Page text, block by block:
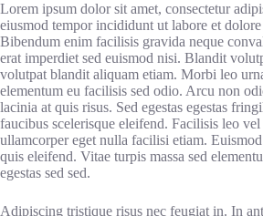
Lorem ipsum dolor sit amet, consectetur
eiusmod tempor incididunt ut labore et
Bibendum enim facilisis gravida neque
erat imperdiet sed euismod nisi. Blandit
volutpat blandit aliquam etiam. Morbi leo
elementum eu facilisis sed odio. Arcu non
lacinia at quis risus. Sed egestas egestas
faucibus scelerisque eleifend. Facilisis leo
ullamcorper eget nulla facilisi etiam.
quis eleifend. Vitae turpis massa sed
egestas sed sed.
Adipiscing tristique risus nec feugiat in. In